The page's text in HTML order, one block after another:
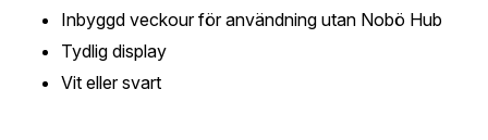
Inbyggd veckour för användning utan Nobö Hub
Tydlig display
Vit eller svart